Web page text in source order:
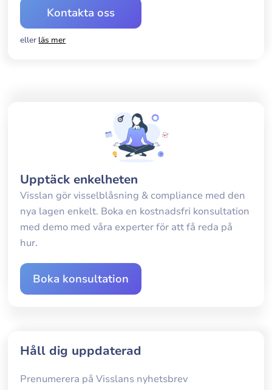
Kontakta oss
eller läs mer
Upptäck enkelheten
Visslan gör visselblåsning & compliance med den
nya lagen enkelt. Boka en kostnadsfri konsultation
med demo med våra experter för att få reda på
hur.
Boka konsultation
Håll dig uppdaterad
Prenumerera på Visslans nyhetsbrev